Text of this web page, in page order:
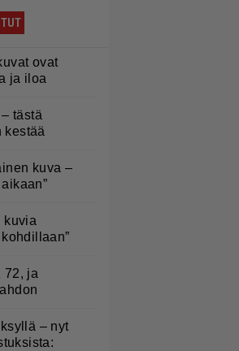
ovat
ja iloa
tästä
kestää
kuva –
kuvia
72, ja
– nyt